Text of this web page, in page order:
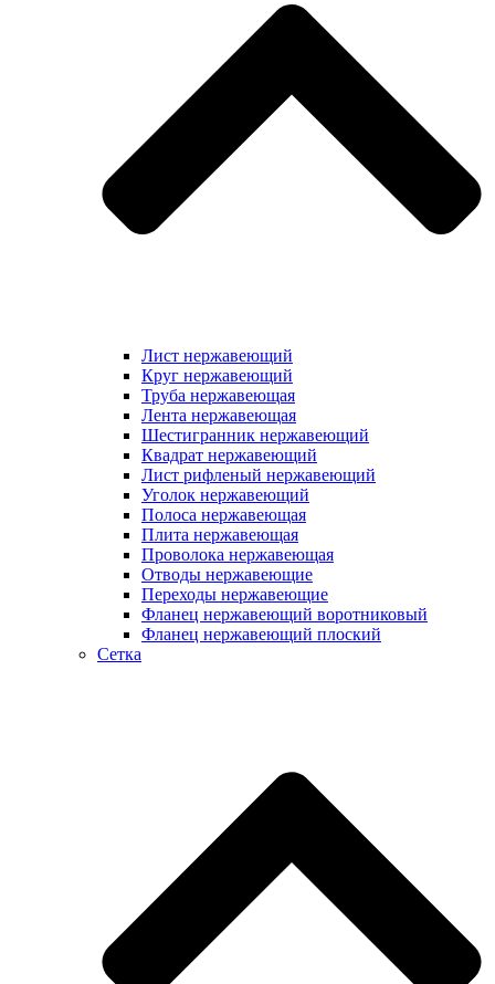
Лист нержавеющий
Круг нержавеющий
Труба нержавеющая
Лента нержавеющая
Шестигранник нержавеющий
Квадрат нержавеющий
Лист рифленый нержавеющий
Уголок нержавеющий
Полоса нержавеющая
Плита нержавеющая
Проволока нержавеющая
Отводы нержавеющие
Переходы нержавеющие
Фланец нержавеющий воротниковый
Фланец нержавеющий плоский
Сетка